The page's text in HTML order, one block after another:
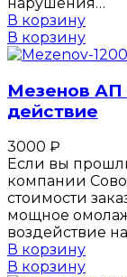
В корзину
В корзину
Мезенов
действие
3000 ₽
Если вы
компании
стоимости
мощное
воздействие
В корзину
В корзину